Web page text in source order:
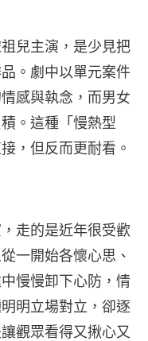
兒主演，是少見把
。劇中以單元案件
感與執念，而男女
。這種「慢熱型
，但反而更耐看。
走的是近年很受歡
一開始各懷心思、
慢慢卸下心防，情
明立場對立，卻逐
觀眾看得又揪心又